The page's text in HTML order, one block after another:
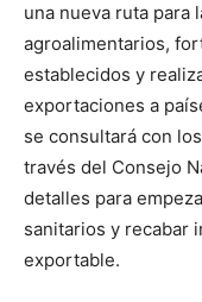
una nueva ruta para
agroalimentarios,
establecidos y
exportaciones a
se consultará con
través del Consejo
detalles para
sanitarios y recabar
exportable.